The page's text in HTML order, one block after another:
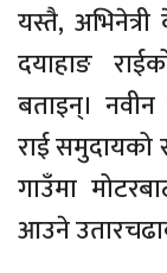
यस्तै,
दयाहाङ
बताइन्। नवीन
राई समुदायको
गाउँमा
आउने